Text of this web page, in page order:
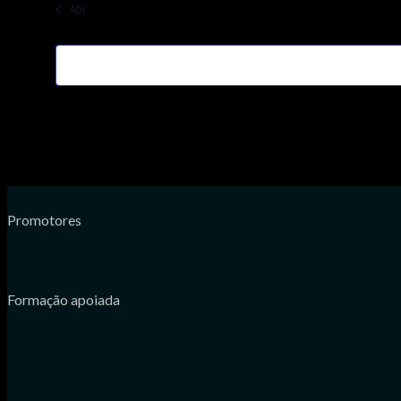
Abr
Promotores
Formação apoiada